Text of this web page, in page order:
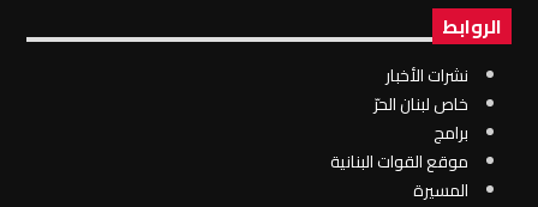
الروابط
نشرات الأخبار
خاص لبنان الحرّ
برامج
موقع القوات البنانية
المسيرة